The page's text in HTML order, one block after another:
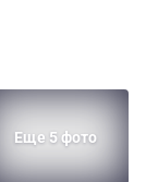
Еще 5 фото